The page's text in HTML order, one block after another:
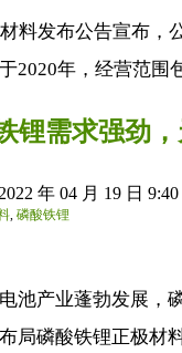
料发布公告宣布，
2020年，经营范围
锂需求强劲
2022 年 04 月 19 日 9:40
, 磷酸铁锂
池产业蓬勃发展，
局磷酸铁锂正极材